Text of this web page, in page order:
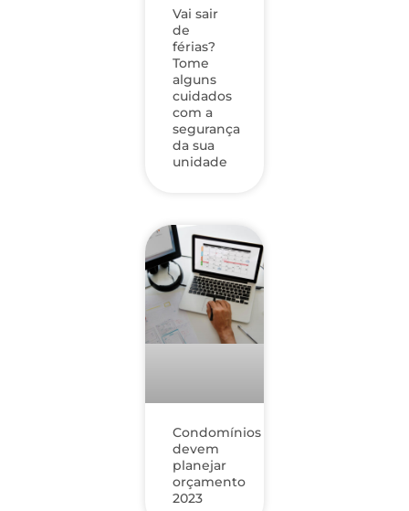
Vai sair
de
férias?
Tome
alguns
cuidados
com a
segurança
da sua
unidade
Condomínios
devem
planejar
orçamento
2023